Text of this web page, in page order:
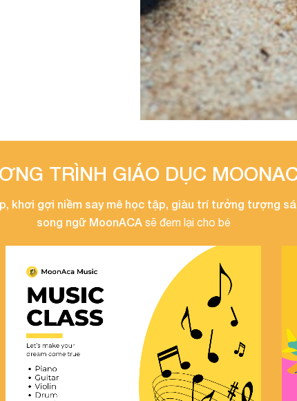
TRÌNH GIÁO DỤC
khơi gợi niềm say mê học tập, giàu trí tưởng tượng
song ngữ MoonACA sẽ đem lại cho bé